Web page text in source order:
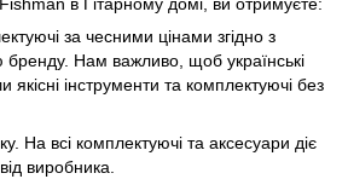
за чесними цінами згідно з
бренду. Нам важливо, щоб українські
якісні інструменти та комплектуючі без
На всі комплектуючі та аксесуари діє
виробника.